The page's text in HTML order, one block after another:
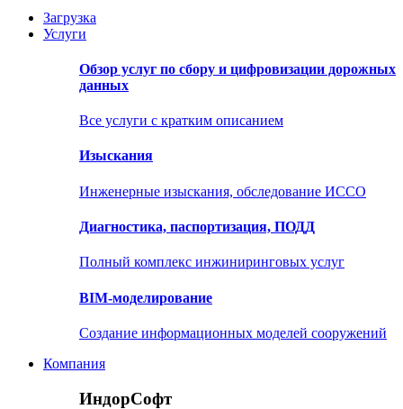
Загрузка
Услуги
Обзор услуг по сбору и цифровизации дорожных
данных
Все услуги с кратким описанием
Изыскания
Инженерные изыскания, обследование ИССО
Диагностика, паспортизация, ПОДД
Полный комплекс инжиниринговых услуг
BIM-моделирование
Создание информационных моделей сооружений
Компания
ИндорСофт